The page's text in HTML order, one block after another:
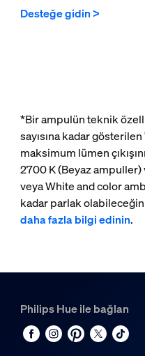
Desteğe gidin >
*Bir ampulün teknik
sayısına kadar
maksimum lümen
2700 K (Beyaz
veya White and color
kadar parlak
daha fazla bilgi edinin.
Philips Hue ile bağlan